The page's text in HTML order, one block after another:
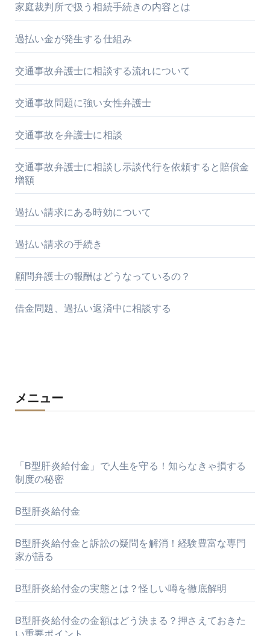
家庭裁判所で扱う相続手続きの内容とは
過払い金が発生する仕組み
交通事故弁護士に相談する流れについて
交通事故問題に強い女性弁護士
交通事故を弁護士に相談
交通事故弁護士に相談し示談代行を依頼すると賠償金
増額
過払い請求にある時効について
過払い請求の手続き
顧問弁護士の報酬はどうなっているの？
借金問題、過払い返済中に相談する
メニュー
「B型肝炎給付金」で人生を守る！知らなきゃ損する
制度の秘密
B型肝炎給付金
B型肝炎給付金と訴訟の疑問を解消！経験豊富な専門
家が語る
B型肝炎給付金の実態とは？怪しい噂を徹底解明
B型肝炎給付金の金額はどう決まる？押さえておきた